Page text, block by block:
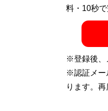
料・10秒で
※登録後、
※認証メー
ります。再